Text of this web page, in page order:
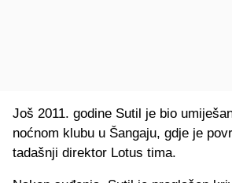
Još 2011. godine Sutil je bio
noćnom klubu u Šangaju, gdje je
tadašnji direktor Lotus tima.